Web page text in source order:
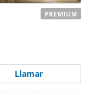
Llamar
PREMIUM